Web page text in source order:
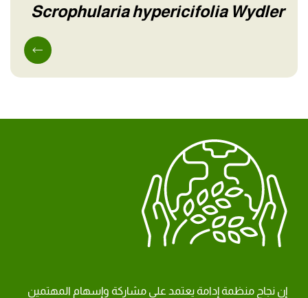
Scrophularia hypericifolia Wydler
إن نجاح منظمة إدامة يعتمد على مشاركة وإسهام المهتمين